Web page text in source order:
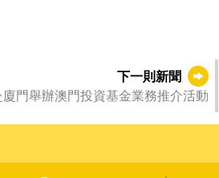
下一則新聞
門舉辦澳門投資基金業務推介活動